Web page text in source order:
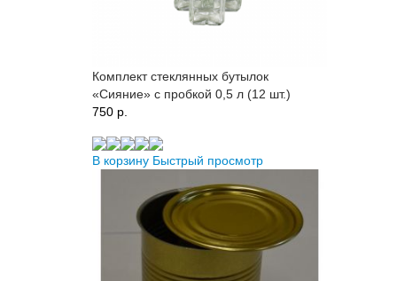
Комплект стеклянных бутылок
«Сияние» с пробкой 0,5 л (12 шт.)
750 p.
В корзину Быстрый просмотр